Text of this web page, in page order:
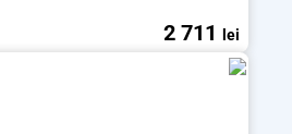
2 711 lei